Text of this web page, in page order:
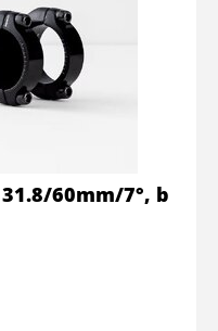
60mm/7°, b